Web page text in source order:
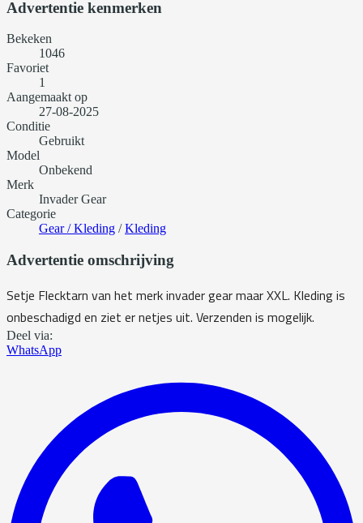
Advertentie kenmerken
Bekeken
1046
Favoriet
1
Aangemaakt op
27-08-2025
Conditie
Gebruikt
Model
Onbekend
Merk
Invader Gear
Categorie
Gear / Kleding /Kleding
Advertentie omschrijving
Setje Flecktarn van het merk invader gear maar XXL. Kleding is
onbeschadigd en ziet er netjes uit. Verzenden is mogelijk.
Deel via:
WhatsApp